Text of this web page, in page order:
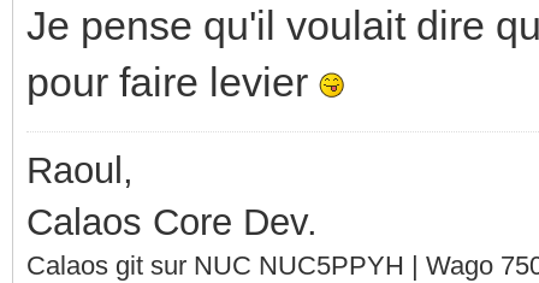
Je pense qu'il voulait dire
pour faire levier
Raoul,
Calaos Core Dev.
Calaos git sur NUC NUC5PPYH | Wago